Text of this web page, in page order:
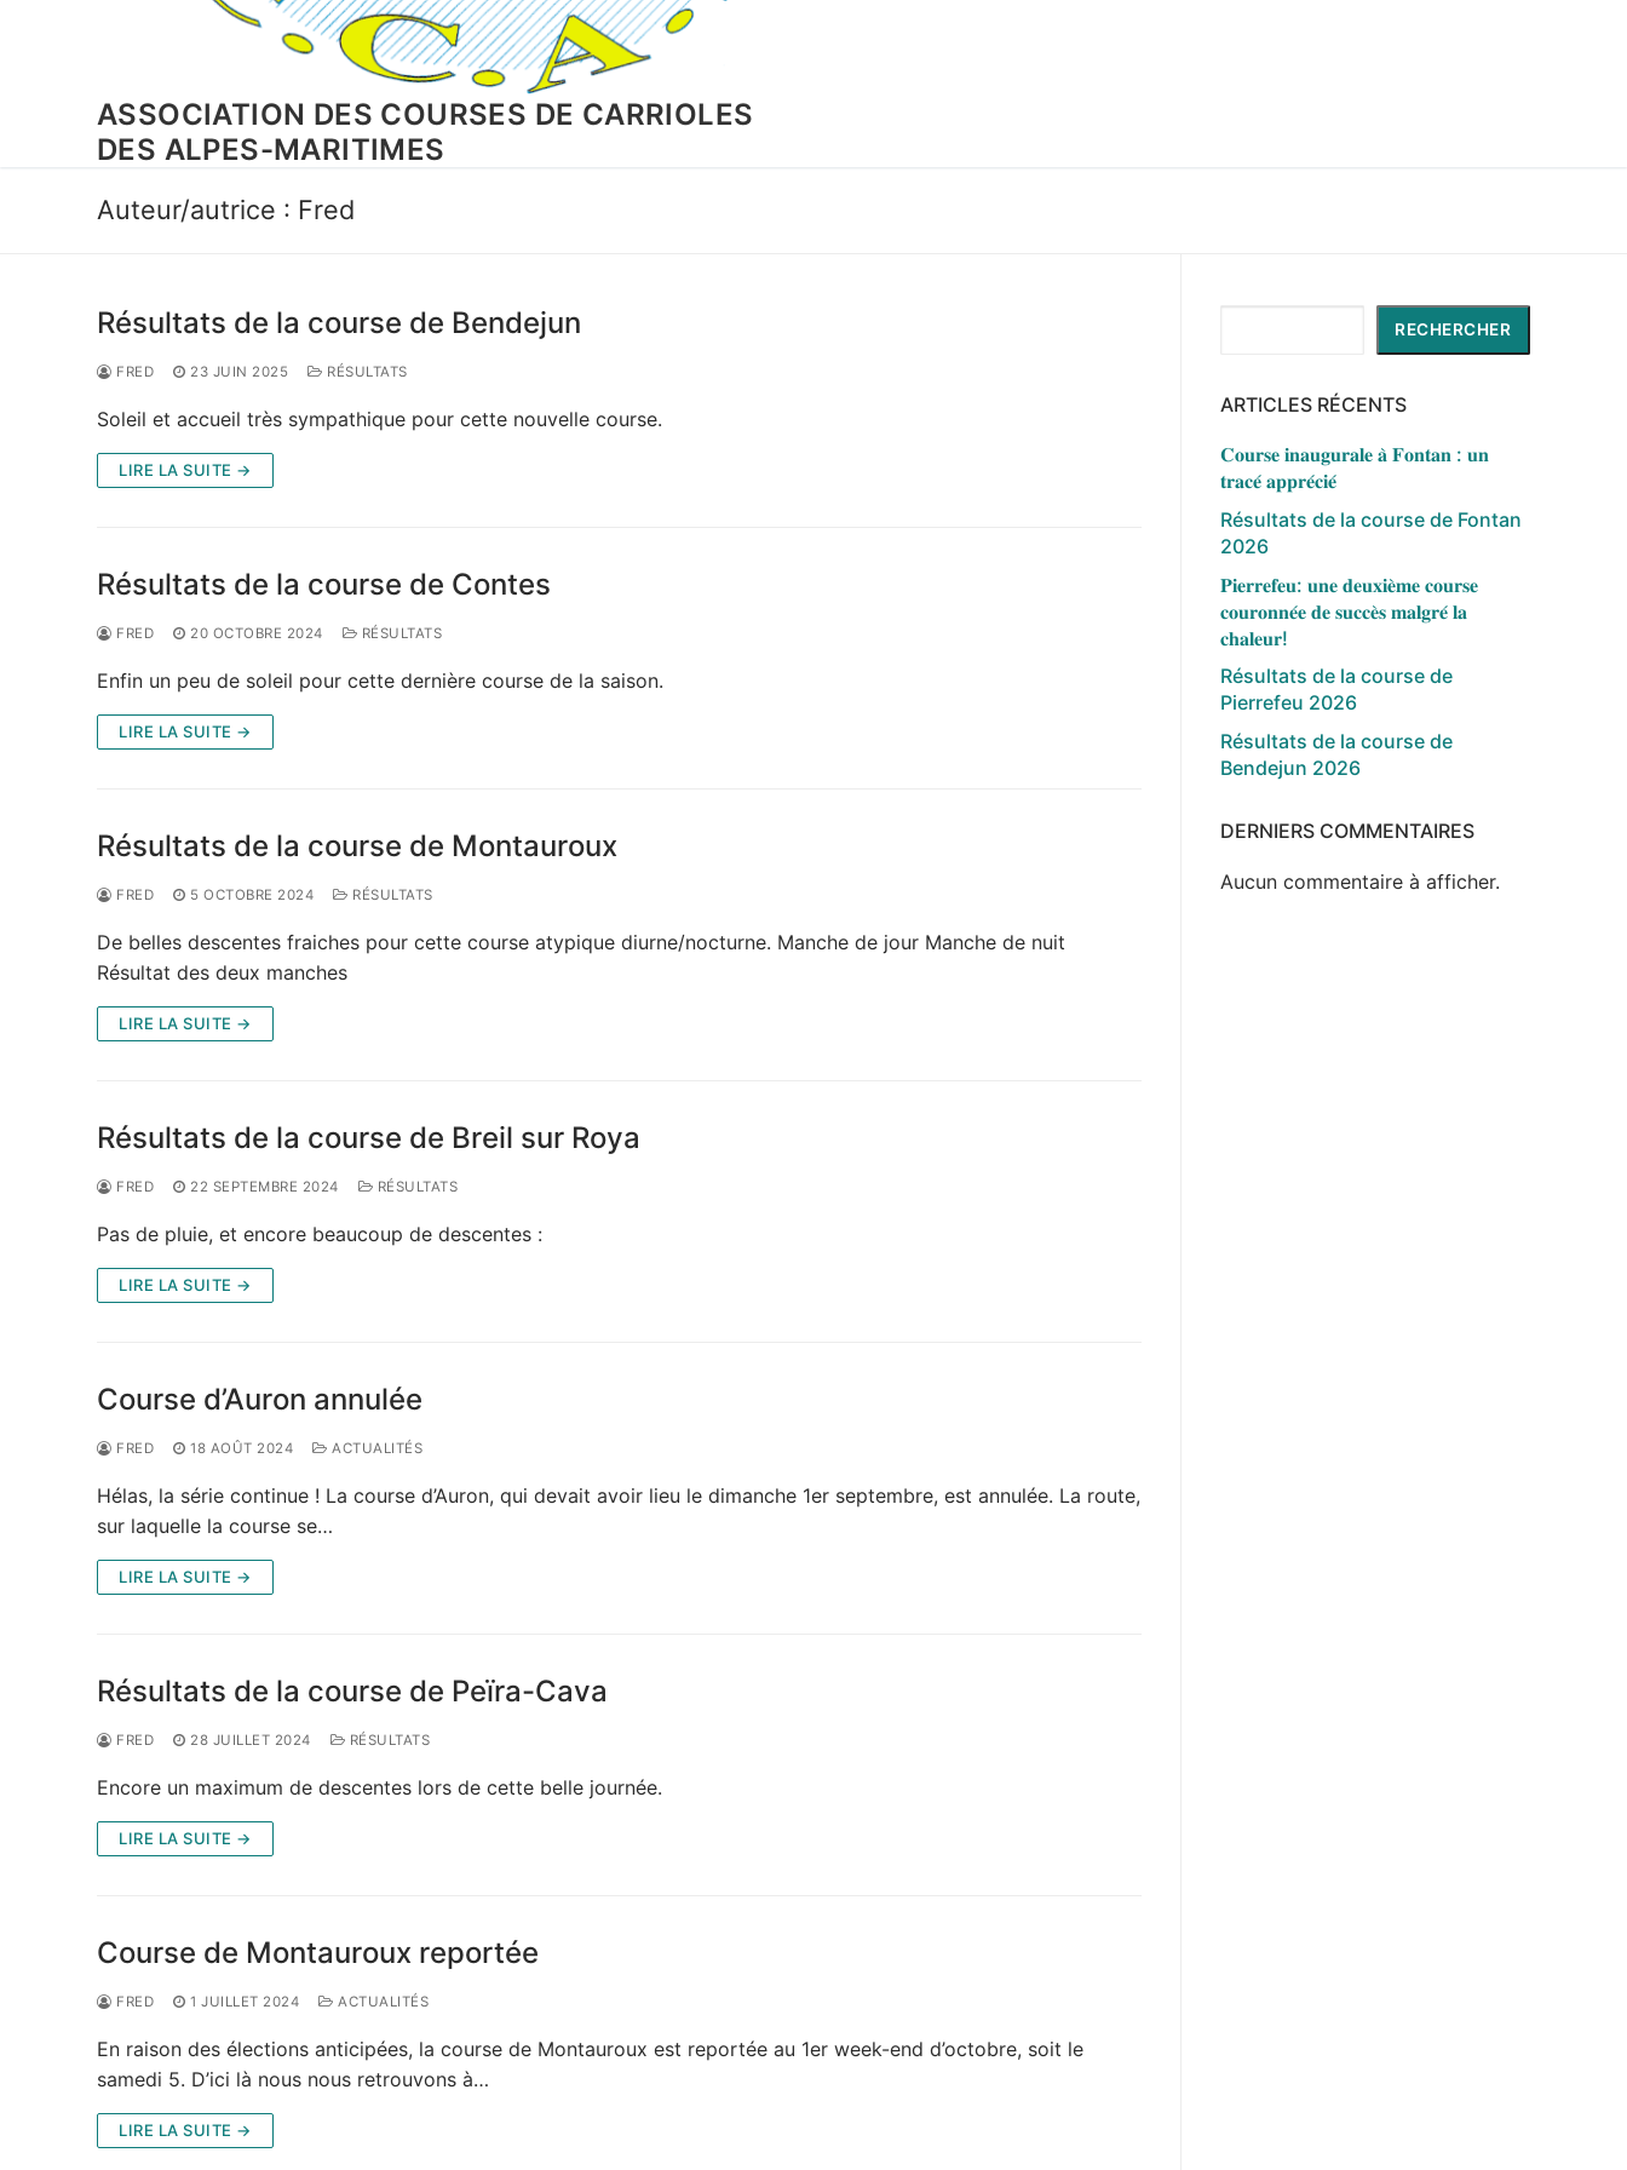
ASSOCIATION DES COURSES DE CARRIOLES
DES ALPES-MARITIMES
Auteur/autrice : Fred
Résultats de la course de Bendejun
FRED 23 JUIN 2025 RÉSULTATS
Soleil et accueil très sympathique pour cette nouvelle course.
LIRE LA SUITE →
Résultats de la course de Contes
FRED 20 OCTOBRE 2024 RÉSULTATS
Enfin un peu de soleil pour cette dernière course de la saison.
LIRE LA SUITE →
Résultats de la course de Montauroux
FRED 5 OCTOBRE 2024 RÉSULTATS
De belles descentes fraiches pour cette course atypique diurne/nocturne. Manche de jour Manche de nuit
Résultat des deux manches
LIRE LA SUITE →
Résultats de la course de Breil sur Roya
FRED 22 SEPTEMBRE 2024 RÉSULTATS
Pas de pluie, et encore beaucoup de descentes :
LIRE LA SUITE →
Course d’Auron annulée
FRED 18 AOÛT 2024 ACTUALITÉS
Hélas, la série continue ! La course d’Auron, qui devait avoir lieu le dimanche 1er septembre, est annulée. La route,
sur laquelle la course se…
LIRE LA SUITE →
Résultats de la course de Peïra-Cava
FRED 28 JUILLET 2024 RÉSULTATS
Encore un maximum de descentes lors de cette belle journée.
LIRE LA SUITE →
Course de Montauroux reportée
FRED 1 JUILLET 2024 ACTUALITÉS
En raison des élections anticipées, la course de Montauroux est reportée au 1er week-end d’octobre, soit le
samedi 5. D’ici là nous nous retrouvons à…
LIRE LA SUITE →
RECHERCHER
ARTICLES RÉCENTS
𝐂𝐨𝐮𝐫𝐬𝐞 𝐢𝐧𝐚𝐮𝐠𝐮𝐫𝐚𝐥𝐞 𝐚̀ 𝐅𝐨𝐧𝐭𝐚𝐧 : 𝐮𝐧
𝐭𝐫𝐚𝐜𝐞́ 𝐚𝐩𝐩𝐫𝐞́𝐜𝐢𝐞́
Résultats de la course de Fontan
2026
𝐏𝐢𝐞𝐫𝐫𝐞𝐟𝐞𝐮: 𝐮𝐧𝐞 𝐝𝐞𝐮𝐱𝐢𝐞̀𝐦𝐞 𝐜𝐨𝐮𝐫𝐬𝐞
𝐜𝐨𝐮𝐫𝐨𝐧𝐧𝐞́𝐞 𝐝𝐞 𝐬𝐮𝐜𝐜𝐞̀𝐬 𝐦𝐚𝐥𝐠𝐫𝐞́ 𝐥𝐚
𝐜𝐡𝐚𝐥𝐞𝐮𝐫!
Résultats de la course de
Pierrefeu 2026
Résultats de la course de
Bendejun 2026
DERNIERS COMMENTAIRES
Aucun commentaire à afficher.